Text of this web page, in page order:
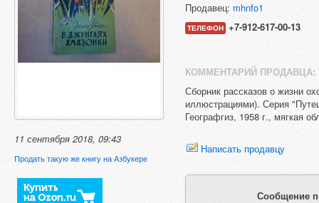
11 сентября 2018, 09:43
Продать такую же книгу на Азбукере
Продавец: mhnfo1
ТЕЛЕФОН +7-912-617-00-13
КОММЕНТАРИЙ ПРОДАВЦА:
Сборник рассказов о жизни
иллюстрациями). Серия
Географгиз, 1958 г., мягкая
Написать продавцу
Сообщение